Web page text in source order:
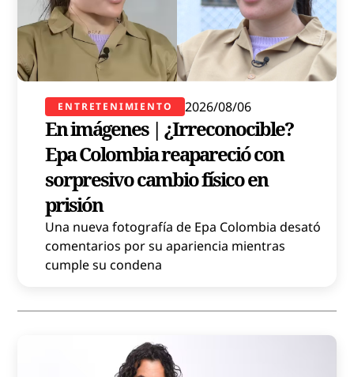
ENTRETENIMIENTO 2026/08/06
En imágenes | ¿Irreconocible?
Epa Colombia reapareció con
sorpresivo cambio físico en
prisión
Una nueva fotografía de Epa Colombia desató
comentarios por su apariencia mientras
cumple su condena